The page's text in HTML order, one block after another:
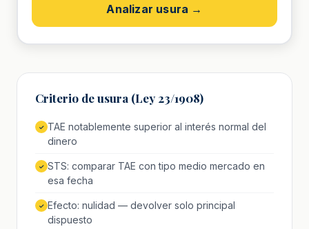
Analizar usura →
Criterio de usura (Ley 23/1908)
✓ TAE notablemente superior al interés normal del
dinero
✓ STS: comparar TAE con tipo medio mercado en
esa fecha
✓ Efecto: nulidad — devolver solo principal
dispuesto